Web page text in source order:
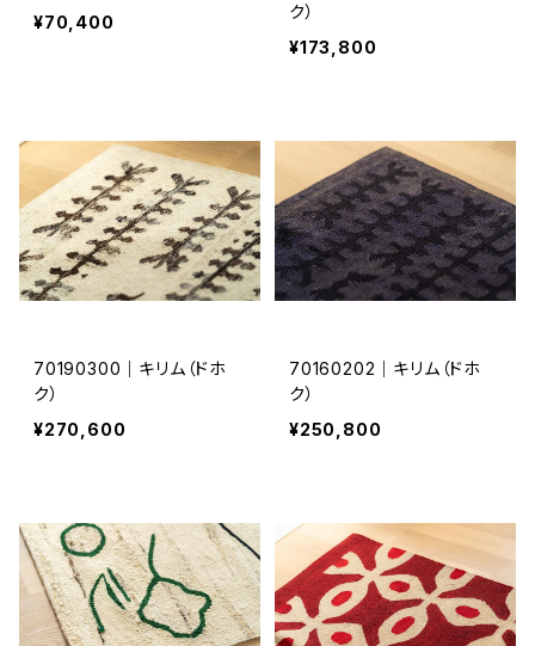
¥70,400
ク）
¥173,800
70190300｜キリム（ドホ
ク）
¥270,600
70160202｜キリム（ドホ
ク）
¥250,800